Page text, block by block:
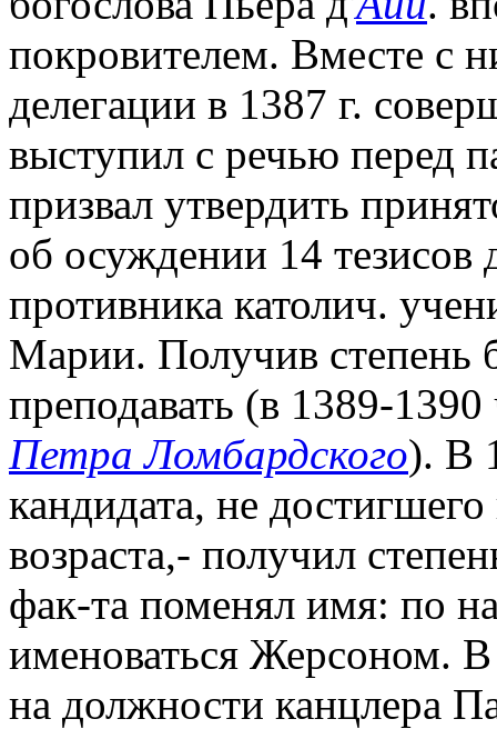
покровителем. Вместе с
делегации в 1387 г.
выступил с речью перед
призвал утвердить
об осуждении 14
противника католич.
Марии. Получив степень
преподавать (в 1389-
Петра Ломбардского). В
кандидата, не
возраста,- получил
фак-та поменял имя: по
именоваться Жерсоном.
на должности канцлера